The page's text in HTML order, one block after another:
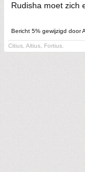
Rudisha moet zich
Bericht 5% gewijzigd door
Citius, Altius, Fortius.